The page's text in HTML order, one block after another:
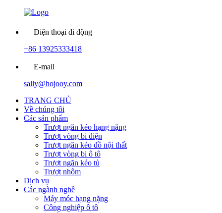
Điện thoại di động
+86 13925333418
E-mail
sally@hojooy.com
TRANG CHỦ
Về chúng tôi
Các sản phẩm
Trượt ngăn kéo hạng nặng
Trượt vòng bi điện
Trượt ngăn kéo đồ nội thất
Trượt vòng bi ô tô
Trượt ngăn kéo tủ
Trượt nhôm
Dịch vụ
Các ngành nghề
Máy móc hạng nặng
Công nghiệp ô tô